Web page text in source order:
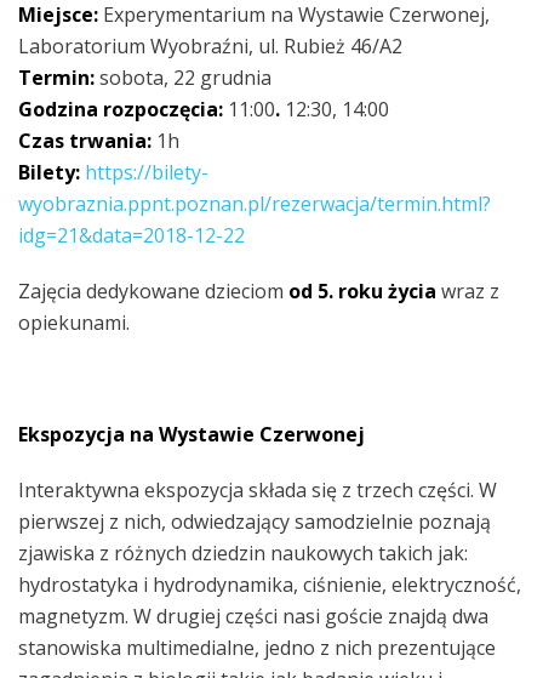
Miejsce: Experymentarium na Wystawie Czerwonej,
Laboratorium Wyobraźni, ul. Rubież 46/A2
Termin:sobota, 22 grudnia
Godzina rozpoczęcia: 11:00. 12:30, 14:00
Czas trwania: 1h
Bilety: https://bilety-
wyobraznia.ppnt.poznan.pl/rezerwacja/termin.html?
idg=21&data=2018-12-22
Zajęcia dedykowane dzieciom od 5. roku życia wraz z
opiekunami.
Ekspozycja na Wystawie Czerwonej
Interaktywna ekspozycja składa się z trzech części. W
pierwszej z nich, odwiedzający samodzielnie poznają
zjawiska z różnych dziedzin naukowych takich jak:
hydrostatyka i hydrodynamika, ciśnienie, elektryczność,
magnetyzm. W drugiej części nasi goście znajdą dwa
stanowiska multimedialne, jedno z nich prezentujące